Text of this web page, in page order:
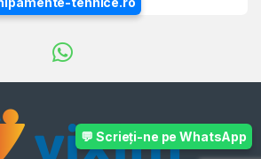
💬 Scrieți-ne pe WhatsApp